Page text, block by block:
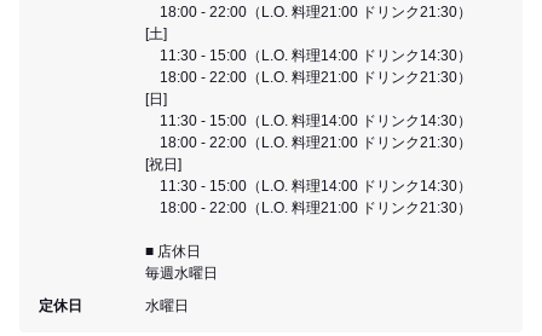
18:00 - 22:00（L.O. 料理21:00 ドリンク21:30）
[土]
11:30 - 15:00（L.O. 料理14:00 ドリンク14:30）
18:00 - 22:00（L.O. 料理21:00 ドリンク21:30）
[日]
11:30 - 15:00（L.O. 料理14:00 ドリンク14:30）
18:00 - 22:00（L.O. 料理21:00 ドリンク21:30）
[祝日]
11:30 - 15:00（L.O. 料理14:00 ドリンク14:30）
18:00 - 22:00（L.O. 料理21:00 ドリンク21:30）
■ 店休日
毎週水曜日
定休日
水曜日